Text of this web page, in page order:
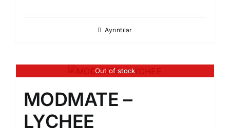
Ayrıntılar
Out of stock
MODMATE –
LYCHEE